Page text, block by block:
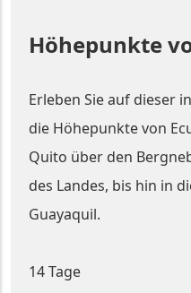
Höhepunkte
Erleben Sie auf dieser
die Höhepunkte von
Quito über den
des Landes, bis hin in
Guayaquil.
14 Tage